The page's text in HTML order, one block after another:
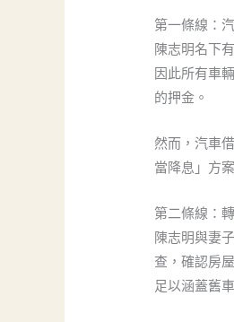
第一條線：
陳志明名下
因此所有車
的押金。
然而，汽車
當降息」方
第二條線：
陳志明與妻
查，確認房
足以涵蓋舊